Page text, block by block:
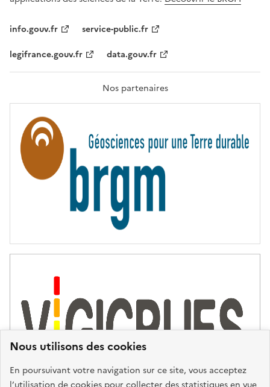
Nous utilisons des cookies
En poursuivant votre navigation sur ce site, vous acceptez
L
F
A
T
R
T
É
info.gouv.fr
service-public.fr
legifrance.gouv.fr
data.gouv.fr
Nos partenaires